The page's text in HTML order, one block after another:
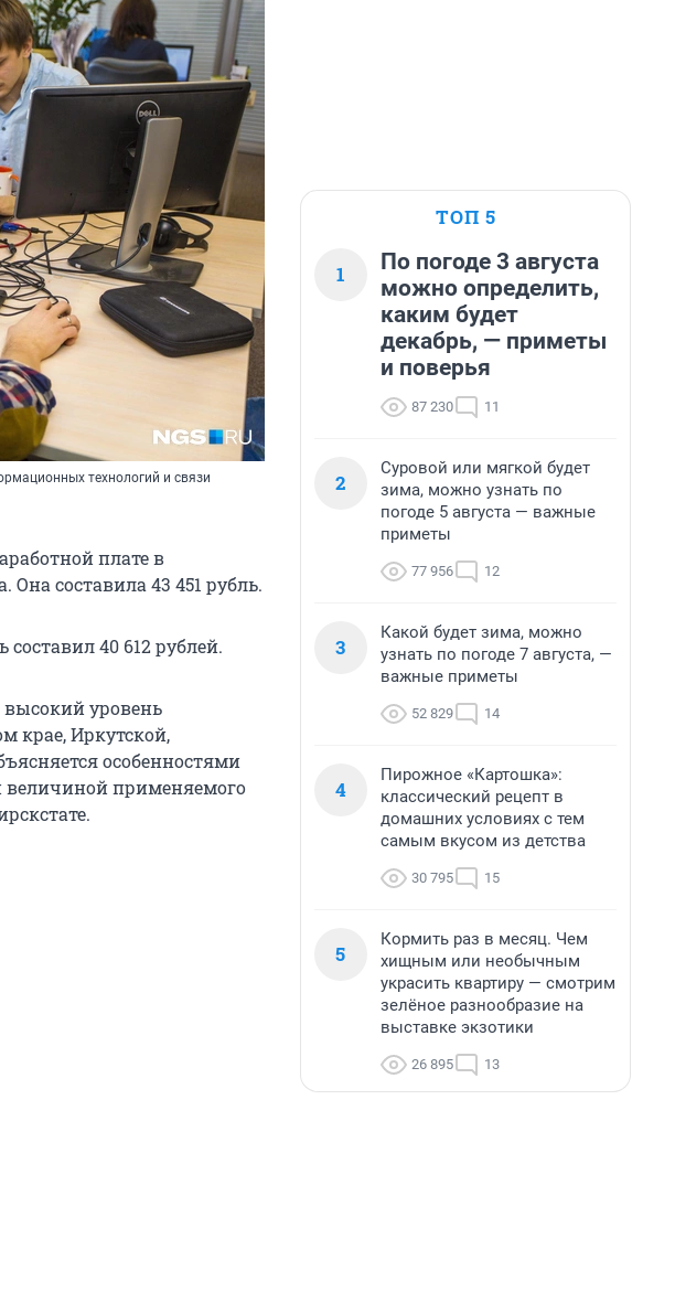
технологий и связи
плате в
Она составила 43 451 рубль.
40 612 рублей.
высокий уровень
крае, Иркутской,
особенностями
величиной применяемого
ТОП 5
1
По погоде 3 августа
можно определить,
каким будет
декабрь, — приметы
и поверья
87 230 11
2
Суровой или мягкой будет
зима, можно узнать по
погоде 5 августа — важные
приметы
77 956 12
3
Какой будет зима, можно
узнать по погоде 7 августа, —
важные приметы
52 829 14
4
Пирожное «Картошка»:
классический рецепт в
домашних условиях с тем
самым вкусом из детства
30 795 15
5
Кормить раз в месяц. Чем
хищным или необычным
украсить квартиру — смотрим
зелёное разнообразие на
выставке экзотики
26 895 13